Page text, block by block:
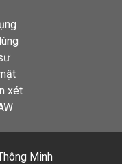
xét
Minh